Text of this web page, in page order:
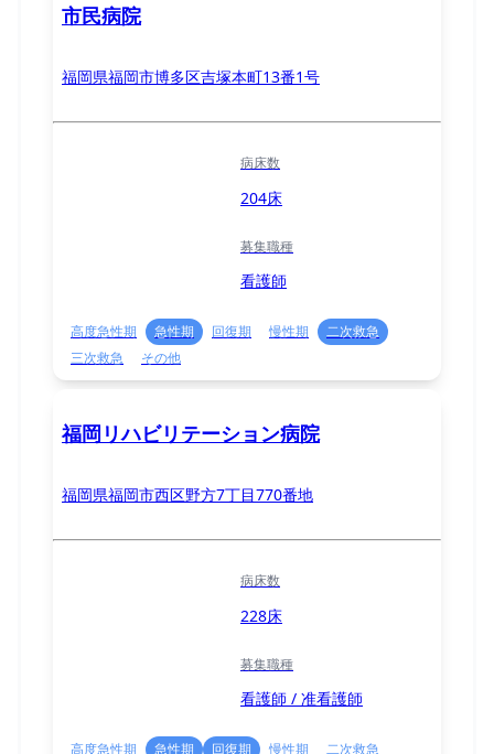
市民病院
福岡県福岡市博多区吉塚本町13番1号
病床数
204床
募集職種
看護師
高度急性期 急性期 回復期 慢性期
二次救急
三次救急
その他
福岡リハビリテーション病院
福岡県福岡市西区野方7丁目770番地
病床数
228床
募集職種
看護師 / 准看護師
高度急性期 急性期 回復期 慢性期 二次救急